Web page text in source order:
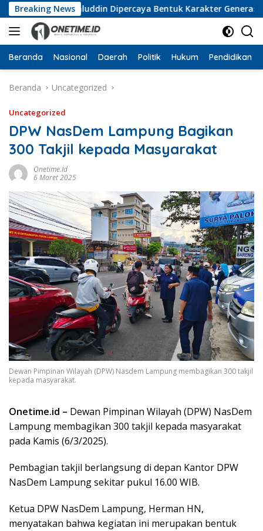
Langsung
ke
konten
Breaking News
Wan Jamaluddin Dipercaya Bentuk Karakter Generasi Muda
Beranda Nasional Daerah Politik Hukum Pendidikan
Beranda Uncategorized
Uncategorized
DPW NasDem Lampung Bagikan
300 Takjil kepada Masyarakat
Onetime.id
6 Maret 2025
Dewan Pimpinan Wilayah (DPW) Nasdem Lampung membagikan 300 takjil
kepada masyarakat.
Onetime.id – Dewan Pimpinan Wilayah (DPW) NasDem
Lampung membagikan 300 takjil kepada masyarakat
pada Kamis (6/3/2025).
Pembagian takjil berlangsung di depan Kantor DPW
NasDem Lampung sekitar pukul 16.00 WIB.
Ketua DPW NasDem Lampung, Herman HN,
menyatakan bahwa kegiatan ini merupakan bentuk